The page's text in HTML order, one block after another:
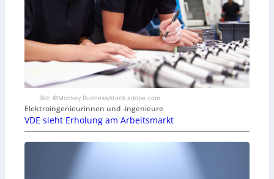
Bild: ©Monkey Business/stock.adobe.com
Elektroingenieurinnen und -ingenieure
VDE sieht Erholung am Arbeitsmarkt